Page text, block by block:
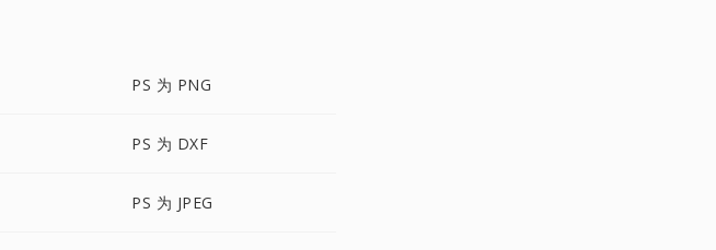
PS 为 PNG
PS 为 DXF
PS 为 JPEG